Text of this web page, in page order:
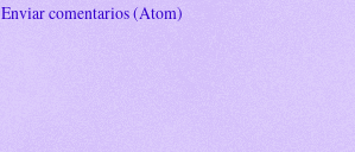
Enviar comentarios (Atom)